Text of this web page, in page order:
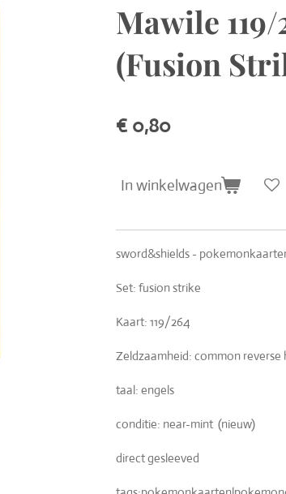
Mawile
(Fusion
€ 0,80
In winkelwagen
sword&shields -
Set: fusion strike
Kaart: 119/264
Zeldzaamheid: common reverse
taal: engels
conditie: near-mint (nieuw)
direct gesleeved